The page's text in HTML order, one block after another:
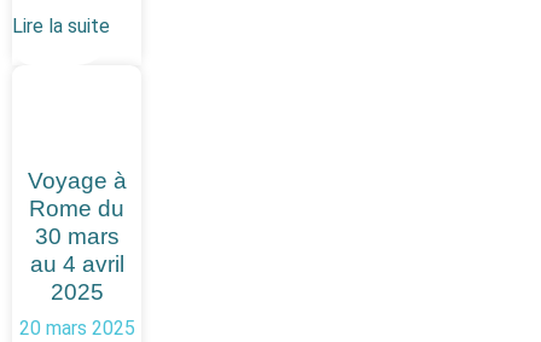
Lire la suite
Voyage à
Rome du
30 mars
au 4 avril
2025
20 mars 2025